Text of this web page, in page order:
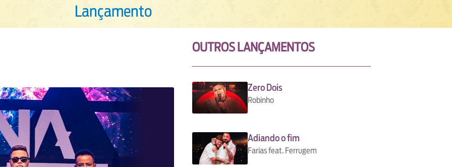
Lançamento
OUTROS LANÇAMENTOS
Zero Dois
Robinho
Adiando o fim
Farias feat. Ferrugem